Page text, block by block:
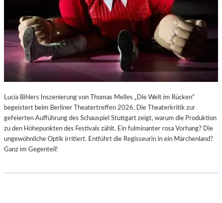
Lucia Bihlers Inszenierung von Thomas Melles „Die Welt im Rücken“
begeistert beim Berliner Theatertreffen 2026. Die Theaterkritik zur
gefeierten Aufführung des Schauspiel Stuttgart zeigt, warum die Produktion
zu den Höhepunkten des Festivals zählt. Ein fulminanter rosa Vorhang? Die
ungewöhnliche Optik irritiert. Entführt die Regisseurin in ein Märchenland?
Ganz im Gegenteil!